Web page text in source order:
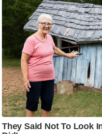
/
फै
घ
रे
लू
नु
स्खे
प